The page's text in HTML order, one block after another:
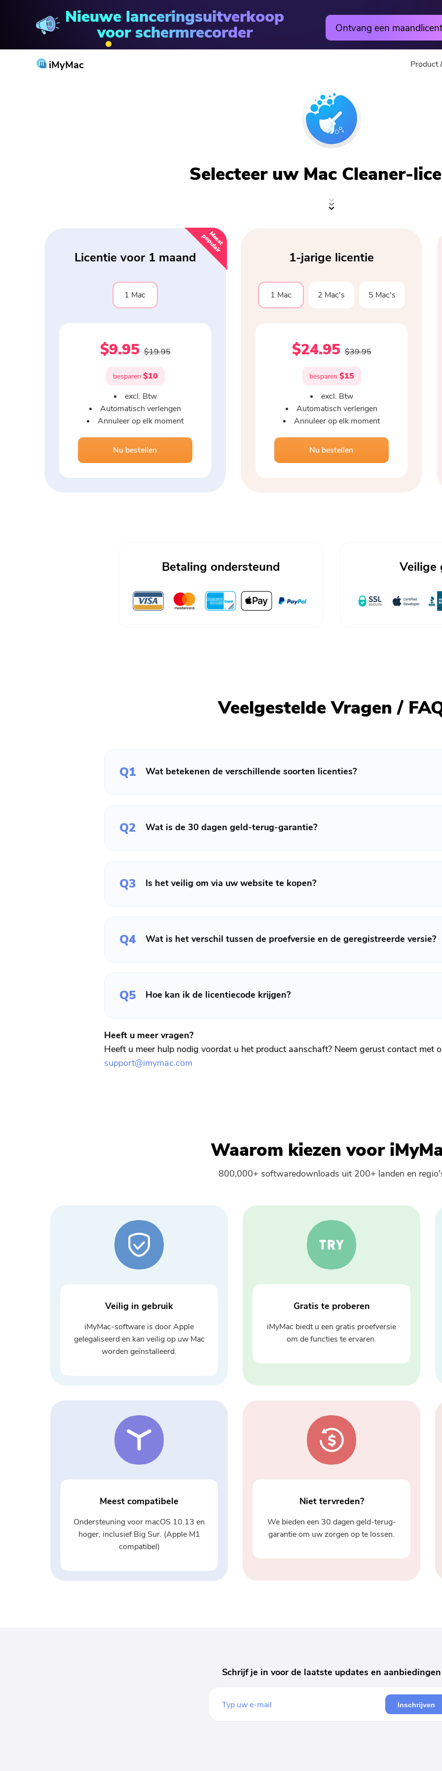
Nieuwe lanceringsuitverkoop
voor schermrecorder Ontvang een
iMyMac Product
PowerMyMac
PowerVerwijderen
Video Converter
Screen Recorder
Gratis
Selecteer uw Mac Cleaner-
M
e
e
s
t
p
o
p
u
l
a
i
r
Licentie voor 1 maand
1 Mac
$9.95 $19.95
besparen $10
excl. Btw
Automatisch verlengen
Annuleer op elk moment
Nu bestellen
1-jarige licentie
1 Mac 2 Mac's 5 Mac's
$24.95 $39.95
besparen $15
excl. Btw
Automatisch verlengen
Annuleer op elk moment
Nu bestellen
Betaling ondersteund Veilige
Veelgestelde Vragen /
Q1 Wat betekenen de verschillende soorten licenties?
Q2 Wat is de 30 dagen geld-terug-garantie?
Q3 Is het veilig om via uw website te kopen?
Q4 Wat is het verschil tussen de proefversie en de geregistreerde versie?
Q5 Hoe kan ik de licentiecode krijgen?
Heeft u meer vragen?
Heeft u meer hulp nodig voordat u het product aanschaft? Neem gerust contact met
support@imymac.com
Waarom kiezen voor
800,000+ softwaredownloads uit 200+ landen en
Veilig in gebruik
iMyMac-software is door Apple
gelegaliseerd en kan veilig op uw Mac
worden geïnstalleerd.
Gratis te proberen
iMyMac biedt u een gratis proefversie
om de functies te ervaren.
Meest compatibele
Ondersteuning voor macOS 10.13 en
hoger, inclusief Big Sur. (Apple M1
compatibel)
Niet tervreden?
We bieden een 30 dagen geld-terug-
garantie om uw zorgen op te lossen.
Schrijf je in voor de laatste updates en aanbiedingen
Inschrijven
en nieuws over iMyMac-apps.
Bedankt voor je abonnement!